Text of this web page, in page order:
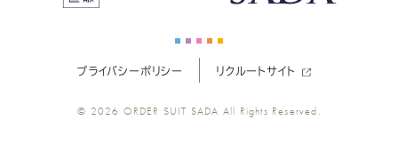
ツ
ー
ー
ツ
ツ
ツ
プライバシーポリシー リクルートサイト
© 2026 ORDER SUIT SADA All Rights Reserved.